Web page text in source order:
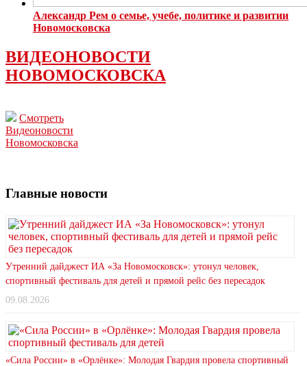
Александр Рем о семье, учебе, политике и развитии
Новомосковска
ВИДЕОНОВОСТИ
НОВОМОСКОВСКА
Смотреть
Видеоновости
Новомосковска
Главные новости
Утренний дайджест ИА «За Новомосковск»: утонул человек,
спортивный фестиваль для детей и прямой рейс без пересадок
09.08.2026
«Сила России» в «Орлёнке»: Молодая Гвардия провела спортивный